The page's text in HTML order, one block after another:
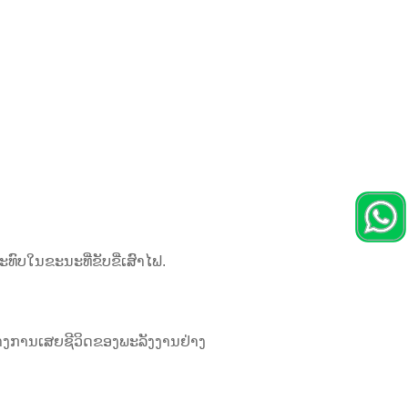
ບໃນຂະນະທີ່ຂັບຂີ່ເສົາໄຟ.
ການເສຍຊີວິດຂອງພະລັງງານຢ່າງ